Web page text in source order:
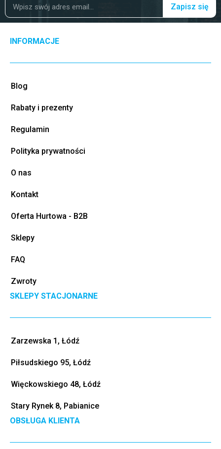
Zapisz się
INFORMACJE
Blog
Rabaty i prezenty
Regulamin
Polityka prywatności
O nas
Kontakt
Oferta Hurtowa - B2B
Sklepy
FAQ
Zwroty
SKLEPY STACJONARNE
Zarzewska 1, Łódź
Piłsudskiego 95, Łódź
Więckowskiego 48, Łódź
Stary Rynek 8, Pabianice
OBSŁUGA KLIENTA